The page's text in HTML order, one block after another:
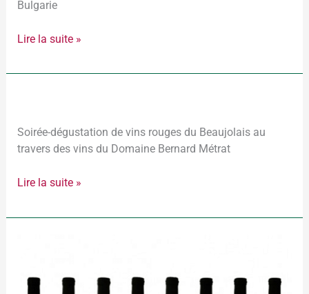
Bulgarie
Lire la suite »
Soirée-dégustation de vins rouges du Beaujolais au
travers des vins du Domaine Bernard Métrat
24
–
Bernard
Lire la suite »
l’aveugle